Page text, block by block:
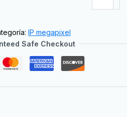
IP megapixel
Safe Checkout